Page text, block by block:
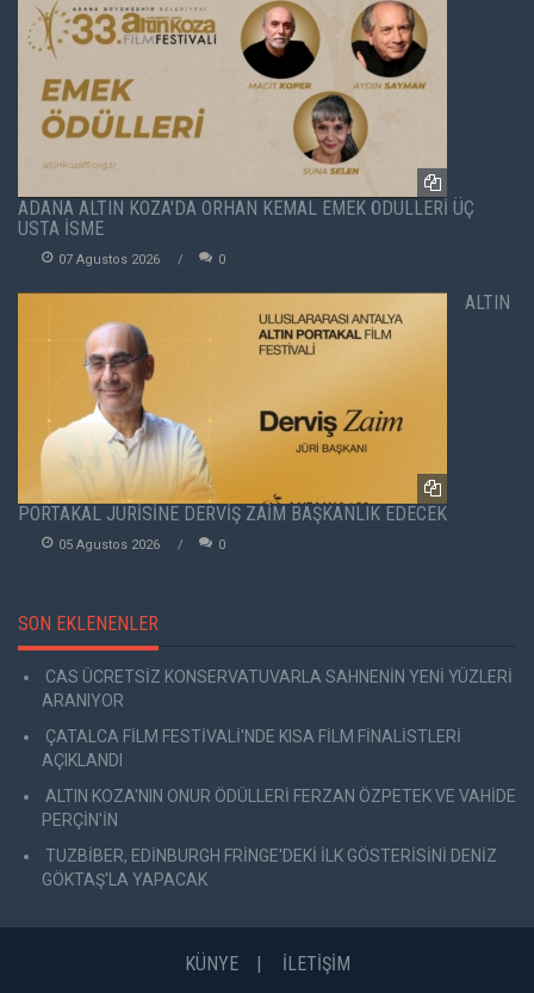
ADANA ALTIN KOZA'DA ORHAN KEMAL EMEK ÖDÜLLERİ ÜÇ
USTA İSME
07 Agustos 2026 0
ALTIN
PORTAKAL JÜRİSİNE DERVİŞ ZAİM BAŞKANLIK EDECEK
05 Agustos 2026 0
SON EKLENENLER
CAS ÜCRETSİZ KONSERVATUVARLA SAHNENİN YENİ YÜZLERİ
ARANIYOR
ÇATALCA FİLM FESTİVALİ'NDE KISA FİLM FİNALİSTLERİ
AÇIKLANDI
ALTIN KOZA'NIN ONUR ÖDÜLLERİ FERZAN ÖZPETEK VE VAHİDE
PERÇİN'İN
TUZBİBER, EDİNBURGH FRİNGE'DEKİ İLK GÖSTERİSİNİ DENİZ
GÖKTAŞ'LA YAPACAK
KÜNYE İLETİŞİM